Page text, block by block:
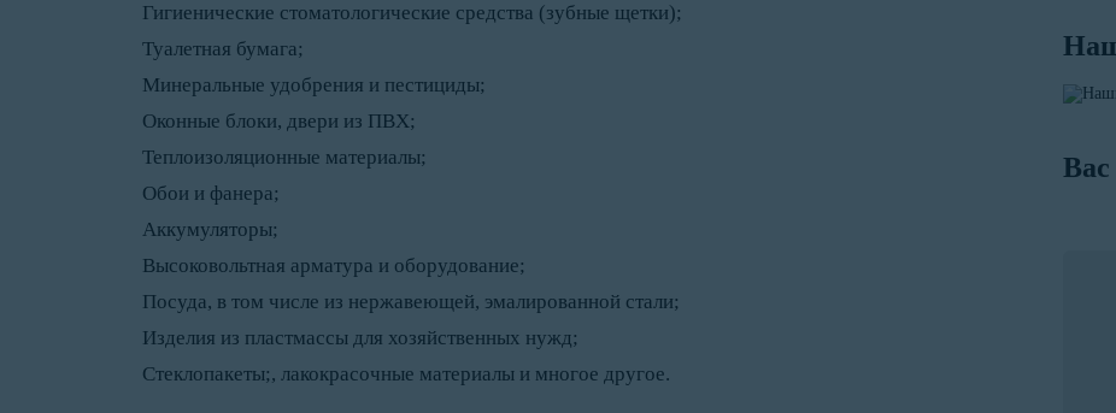
Гигиенические стоматологические средства (зубные щетки);
Туалетная бумага;
Минеральные удобрения и пестициды;
Оконные блоки, двери из ПВХ;
Теплоизоляционные материалы;
Обои и фанера;
Аккумуляторы;
Высоковольтная арматура и оборудование;
Посуда, в том числе из нержавеющей, эмалированной стали;
Изделия из пластмассы для хозяйственных нужд;
Стеклопакеты;, лакокрасочные материалы и многое другое.
Вас